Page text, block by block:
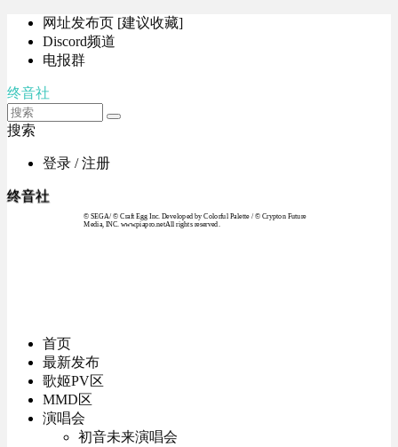
网址发布页 [建议收藏]
Discord频道
电报群
终音社
搜索
登录 / 注册
终音社
© SEGA / © Craft Egg Inc. Developed by Colorful Palette / © Crypton Future
Media, INC. www.piapro.netAll rights reserved.
首页
最新发布
歌姬PV区
MMD区
演唱会
初音未来演唱会